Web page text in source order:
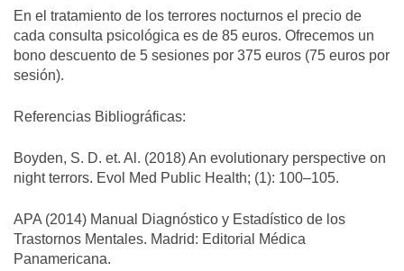
En el tratamiento de los terrores nocturnos el precio de
cada consulta psicológica es de 85 euros. Ofrecemos un
bono descuento de 5 sesiones por 375 euros (75 euros por
sesión).
Referencias Bibliográficas:
Boyden, S. D. et. Al. (2018) An evolutionary perspective on
night terrors. Evol Med Public Health; (1): 100–105.
APA (2014) Manual Diagnóstico y Estadístico de los
Trastornos Mentales. Madrid: Editorial Médica
Panamericana.